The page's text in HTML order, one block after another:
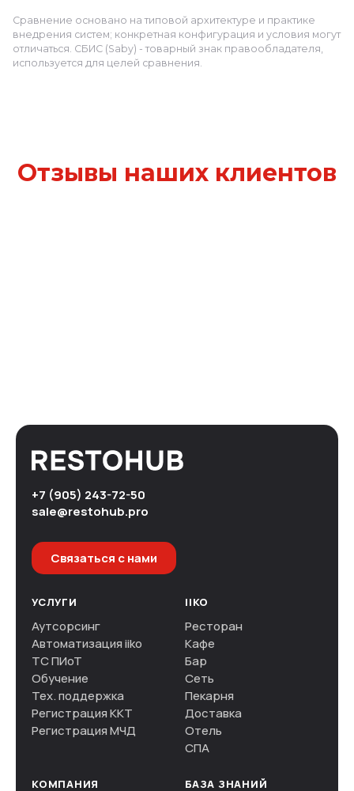
Сравнение основано на типовой архитектуре и практике
внедрения систем; конкретная конфигурация и условия могут
отличаться. СБИС (Saby) - товарный знак правообладателя,
используется для целей сравнения.
Отзывы наших клиентов
+7 (905) 243-72-50
sale@restohub.pro
Связаться с нами
УСЛУГИ
Аутсорсинг
Автоматизация iiko
ТС ПИоТ
Обучение
Тех. поддержка
Регистрация ККТ
Регистрация МЧД
IIKO
Ресторан
Кафе
Бар
Сеть
Пекарня
Доставка
Отель
СПА
КОМПАНИЯ БАЗА ЗНАНИЙ